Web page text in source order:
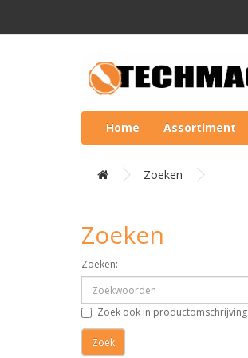
Home Assortiment
Zoeken
Zoeken
Zoeken:
Zoek ook in productomschrijving